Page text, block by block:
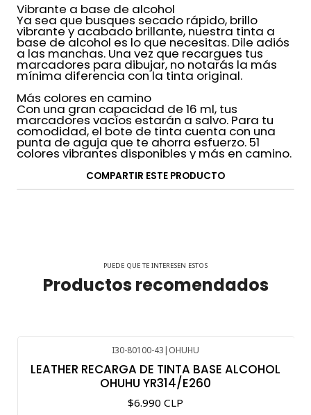
Vibrante a base de alcohol
Ya sea que busques secado rápido, brillo
vibrante y acabado brillante, nuestra tinta a
base de alcohol es lo que necesitas. Dile adiós
a las manchas. Una vez que recargues tus
marcadores para dibujar, no notarás la más
mínima diferencia con la tinta original.
Más colores en camino
Con una gran capacidad de 16 ml, tus
marcadores vacíos estarán a salvo. Para tu
comodidad, el bote de tinta cuenta con una
punta de aguja que te ahorra esfuerzo. 51
colores vibrantes disponibles y más en camino.
COMPARTIR ESTE PRODUCTO
PUEDE QUE TE INTERESEN ESTOS
Productos recomendados
I30-80100-43| OHUHU
LEATHER RECARGA DE TINTA BASE ALCOHOL
OHUHU YR314/E260
$6.990 CLP